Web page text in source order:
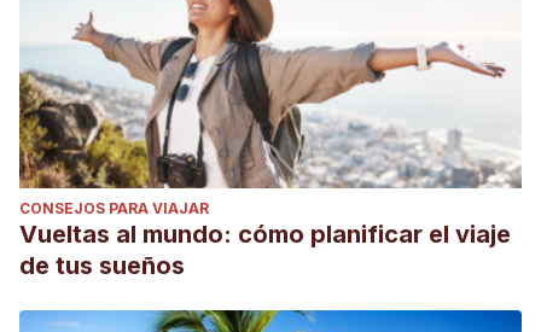
CONSEJOS PARA VIAJAR
Vueltas al mundo: cómo planificar el viaje
de tus sueños